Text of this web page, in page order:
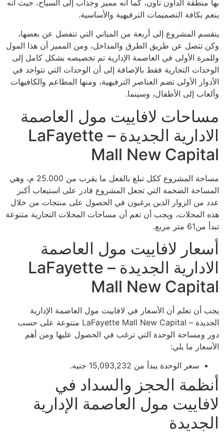
بها منطقة الداون تاون، كما أنه مميز وجذاب إلى السياح، حيث أنه
ينعم بكافة التصميمات الترفيهية والأساسية.
ينقسم المشروع إلى أربعة من المباني التي تنفصل عن بعضها،
وكن تتصل عن طريق الطرق والمداخل، ومن المميز أن هذا المول
وللمرة الأولى في العاصمة الإدارية تم تخصيصه بشكل كامل إلى
الوحدات التجارية فقط بالإضافة إلى أن الوحدات التي تتواجد في
الأدوار الأولى تضم العناصر الترفيهية، ومنها المطاعم والكافيهات
وألعاب إلى الأطفال، وسينما.
مساحات لافاييت مول العاصمة
الادارية الجديدة – LaFayette
Mall New Capital
مساحة المشروع ككل تبلغ بالفعل ما يقرب من 25.000 م، وهي
المساحة الضخمة التي تجعل المشروع قادر على استيعاب أكبر
عدد من الزوار الذين يرغبون في الحصول على منتجات من خلال
هذه المحلات، ويجب أن تعم أن مساحات المحلات التجارية متنوعة
تبدأ من61 متر مربع.
أسعار لافاييت مول العاصمة
الادارية الجديدة – LaFayette
Mall New Capital
يجب أن تعلم أن الأسعار في لافاييت مول العاصمة الإدارية
الجديدة – LaFayette Mall New Capital متنوعة على حسب
دور ومساحة الوحدة التي ترغب في الحصول عليها ومن أهم
الأسعار ما يلي:
سعر الوحدة يبدأ من 15,093,232 جنيه.
أنظمة الحجز والسداد في
لافاييت مول العاصمة الإدارية
الجديدة